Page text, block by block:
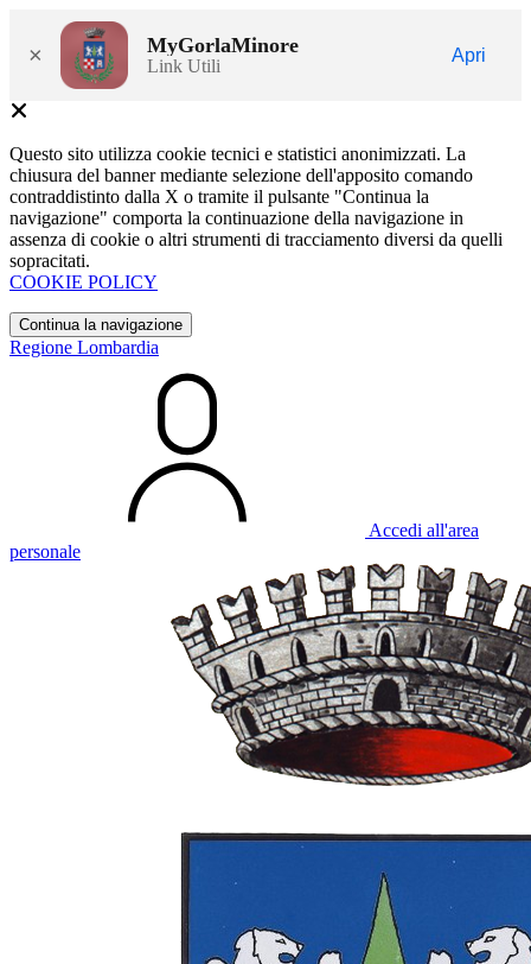
× MyGorlaMinore
Link Utili
Apri
Questo sito utilizza cookie tecnici e statistici anonimizzati. La
chiusura del banner mediante selezione dell'apposito comando
contraddistinto dalla X o tramite il pulsante "Continua la
navigazione" comporta la continuazione della navigazione in
assenza di cookie o altri strumenti di tracciamento diversi da quelli
sopracitati.
COOKIE POLICY
Continua la navigazione
Regione Lombardia
Accedi all'area
personale